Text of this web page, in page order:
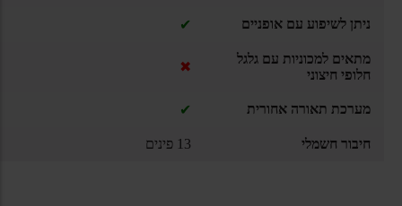
ניתן לשיפוע עם אופניים ✔
מתאים למכוניות עם גלגל
חלופי חיצוני
✖
מערכת תאורה אחורית ✔
חיבור חשמלי 13 פינים